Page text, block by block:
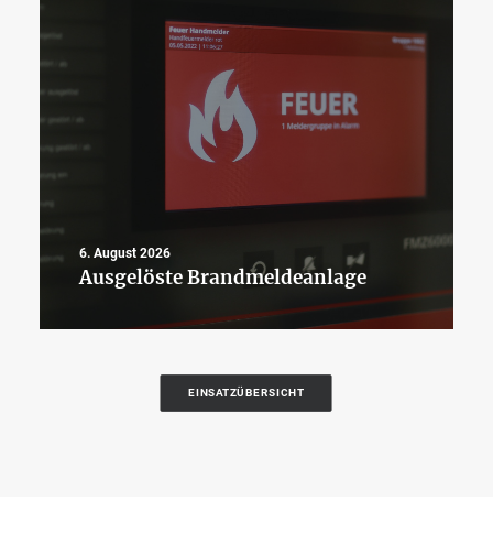
6. August 2026
Ausgelöste Brandmeldeanlage
EINSATZÜBERSICHT